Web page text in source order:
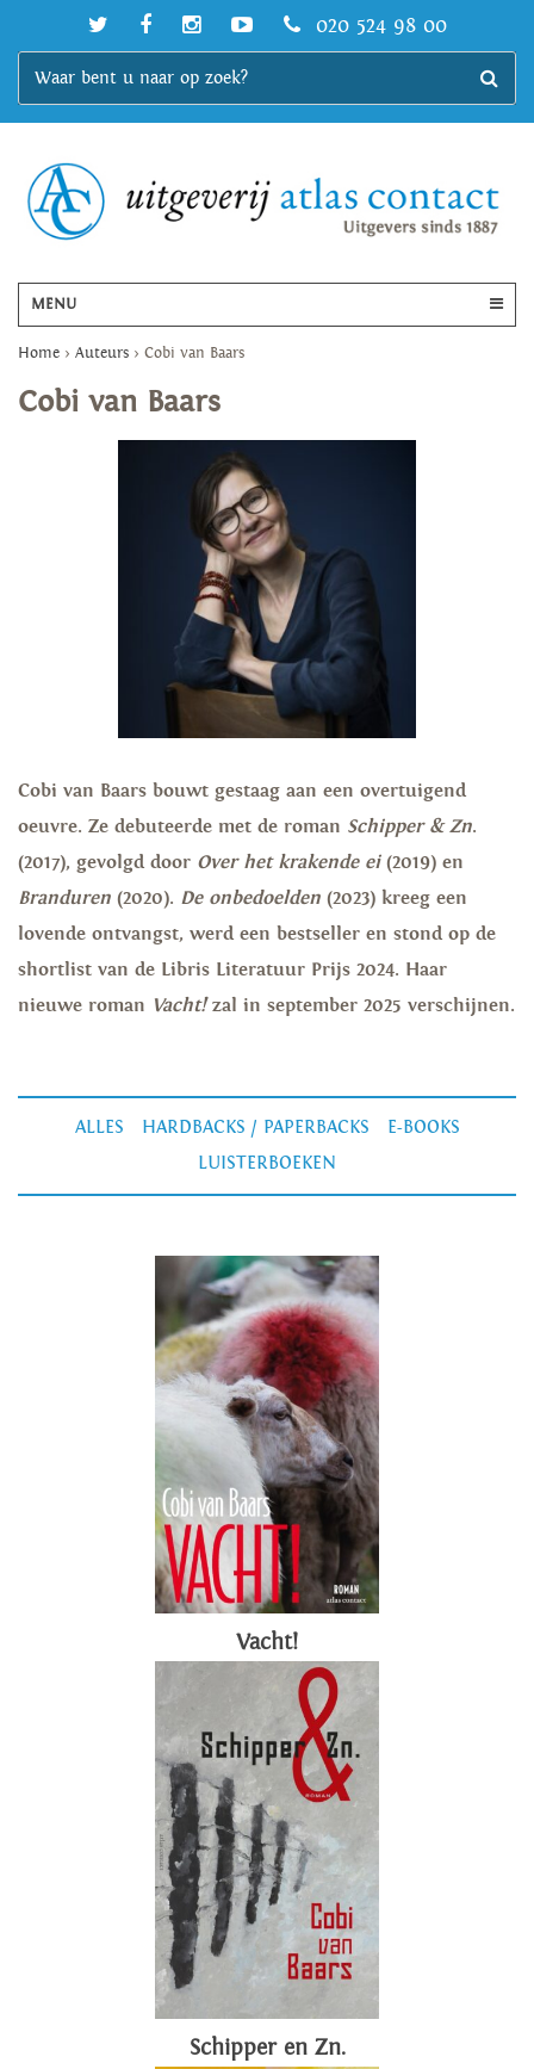
020 524 98 00
MENU
Home > Auteurs > Cobi van Baars
Cobi van Baars
Cobi van Baars bouwt gestaag aan een overtuigend
oeuvre. Ze debuteerde met de roman Schipper & Zn.
(2017), gevolgd door Over het krakende ei(2019) en
Branduren (2020). De onbedoelden (2023) kreeg een
lovende ontvangst, werd een bestseller en stond op de
shortlist van de Libris Literatuur Prijs 2024. Haar
nieuwe roman Vacht!zal in september 2025 verschijnen.
ALLES HARDBACKS / PAPERBACKS
E-BOOKS
LUISTERBOEKEN
Vacht!
Schipper en Zn.